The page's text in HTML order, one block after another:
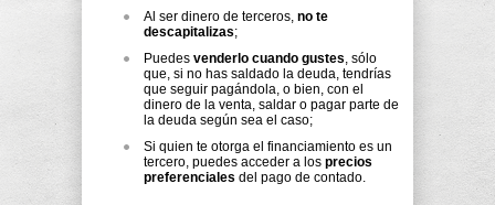
Al ser dinero de terceros, no te
descapitalizas;
Puedes venderlo cuando gustes, sólo
que, si no has saldado la deuda, tendrías
que seguir pagándola, o bien, con el
dinero de la venta, saldar o pagar parte de
la deuda según sea el caso;
Si quien te otorga el financiamiento es un
tercero, puedes acceder a los precios
preferenciales del pago de contado.